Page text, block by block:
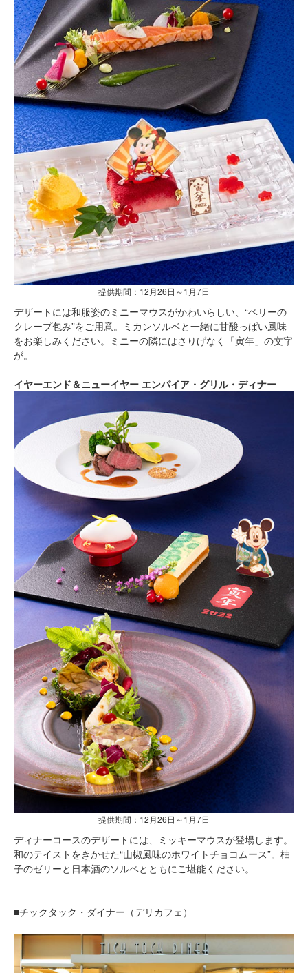
提供期間：12月26日～1月7日
デザートには和服姿のミニーマウスがかわいらしい、“ベリーの
クレープ包み”をご用意。ミカンソルベと一緒に甘酸っぱい風味
をお楽しみください。ミニーの隣にはさりげなく「寅年」の文字
が。
イヤーエンド＆ニューイヤー エンパイア・グリル・ディナー
提供期間：12月26日～1月7日
ディナーコースのデザートには、ミッキーマウスが登場します。
和のテイストをきかせた“山椒風味のホワイトチョコムース”。柚
子のゼリーと日本酒のソルベとともにご堪能ください。
■チックタック・ダイナー（デリカフェ）